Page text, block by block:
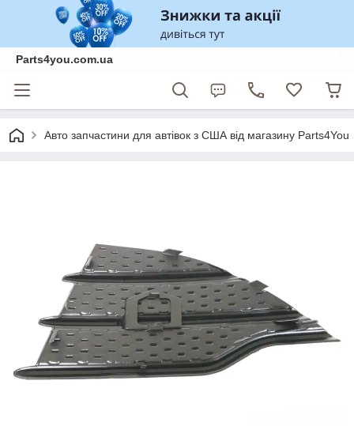
Parts4you.com.ua
Авто запчастини для автівок з США від магазину Parts4You